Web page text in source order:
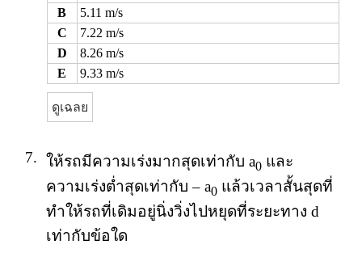
B
5.11 m/s
C
7.22 m/s
D
8.26 m/s
E
9.33 m/s
ดูเฉลย
7. ให้รถมีความเร่งมากสุดเท่ากับ a0และ
ความเร่งต่ำสุดเท่ากับ – a0แล้วเวลาสั้นสุดที่
ทำให้รถที่เดิมอยู่นิ่งวิ่งไปหยุดที่ระยะทาง d
เท่ากับข้อใด